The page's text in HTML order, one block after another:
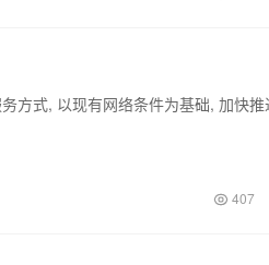
式, 以现有网络条件为基础, 加快推
407